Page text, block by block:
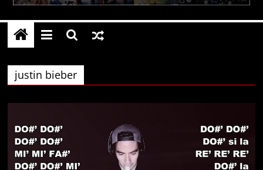
Dulce
Tutoriales
en
Flauta
notas
agudas,
sostenidas
justin bieber